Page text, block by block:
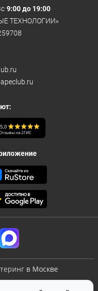
9:00 до 19:00
ТЕХНОЛОГИИ»
5,0
на 2ГИС
в Москве